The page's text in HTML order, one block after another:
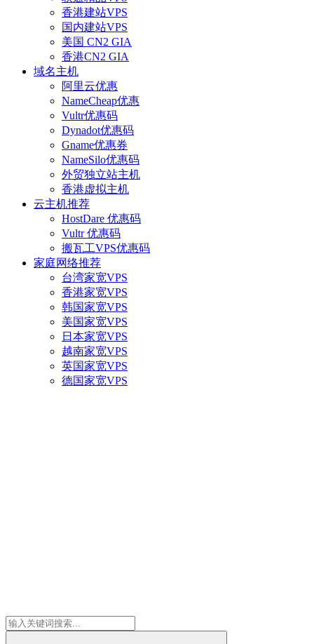
香港建站VPS
国内建站VPS
美国 CN2 GIA
香港CN2 GIA
域名主机
阿里云优惠
NameCheap优惠
Vultr优惠码
Dynadot优惠码
Gname优惠券
NameSilo优惠码
外贸独立站主机
香港虚拟主机
云主机推荐
HostDare 优惠码
Vultr 优惠码
搬瓦工VPS优惠码
家庭网络推荐
台湾家宽VPS
香港家宽VPS
韩国家宽VPS
美国家宽VPS
日本家宽VPS
越南家宽VPS
英国家宽VPS
德国家宽VPS